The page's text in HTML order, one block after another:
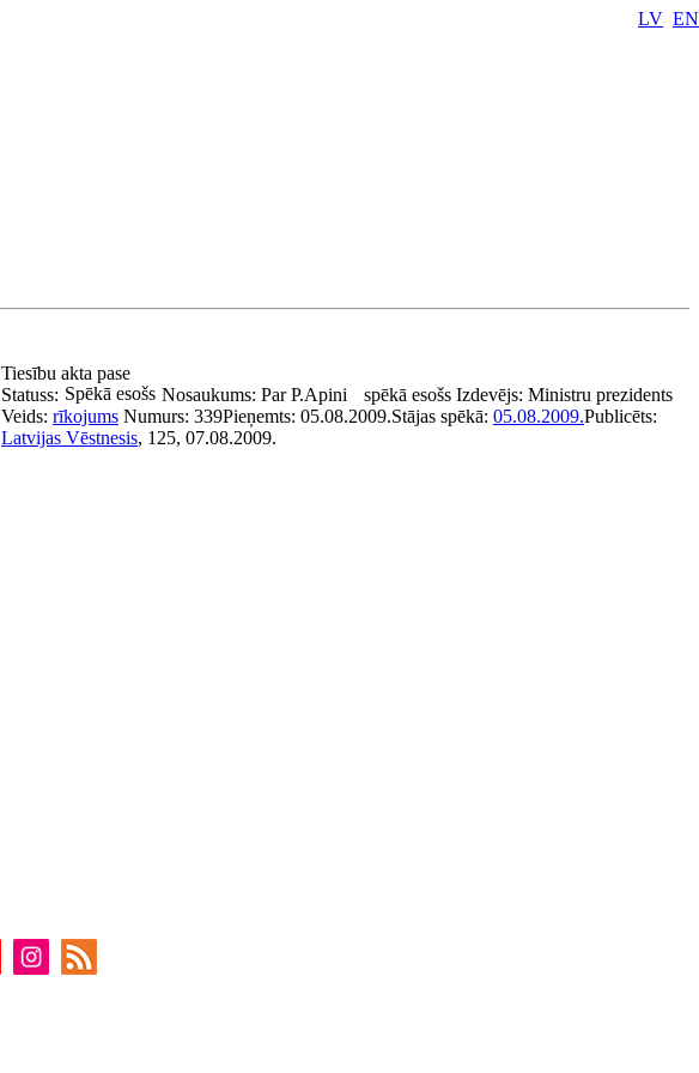
LV EN
Tiesību akta pase
Nosaukums: Par P.Apini
Statuss: Spēkā esošs spēkā esošs Izdevējs: Ministru prezidents
Veids: rīkojums Numurs: 339Pieņemts: 05.08.2009.Stājas spēkā: 05.08.2009.Publicēts:
Latvijas Vēstnesis, 125, 07.08.2009.